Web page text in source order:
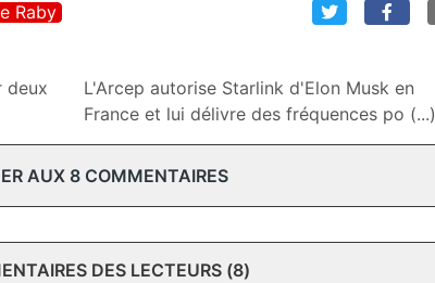
Raby
deux
L'Arcep autorise Starlink d'Elon Musk en
France et lui délivre des fréquences po (...)
AUX 8 COMMENTAIRES
DES LECTEURS (8)